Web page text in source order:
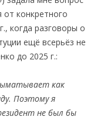
от конкретного
когда разговоры о
ещё всерьёз не
до 2025 г.:
атывает как
Поэтому я
езидент не был бы